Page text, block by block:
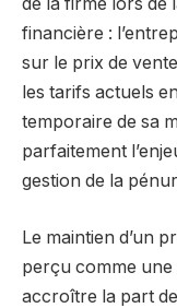
financière :
sur le prix de
les tarifs actuels
temporaire de sa
parfaitement
gestion de la
Le maintien d’un
perçu comme une
accroître la part